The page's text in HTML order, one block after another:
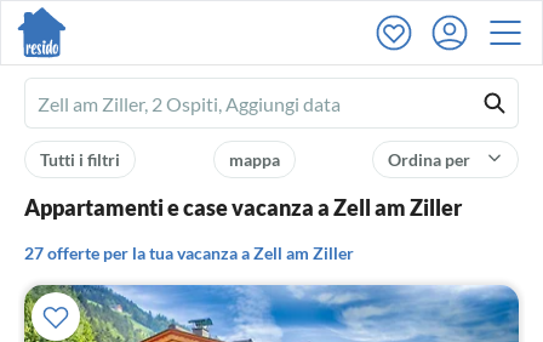
Ferienhausmiete
logo
Ordina per
mappa
Tutti i filtri
Appartamenti e case vacanza a Zell am Ziller
27 offerte per la tua vacanza a Zell am Ziller